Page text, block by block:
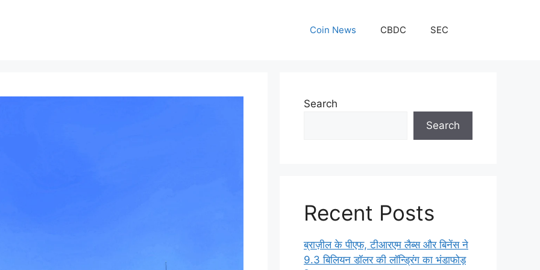
Coin News CBDC SEC
Search
Search
Recent Posts
ब्राज़ील के पीएफ, टीआरएम लैब्स और बिनेंस ने
9.3 बिलियन डॉलर की लॉन्ड्रिंग का भंडाफोड़